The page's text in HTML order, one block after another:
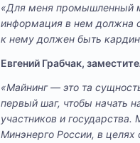
«Для меня промышленный
информация в нем должна
к нему должен быть
Евгений Грабчак,
«Майнинг — это та
первый шаг, чтобы начать
участников и
Минэнерго России, в целях